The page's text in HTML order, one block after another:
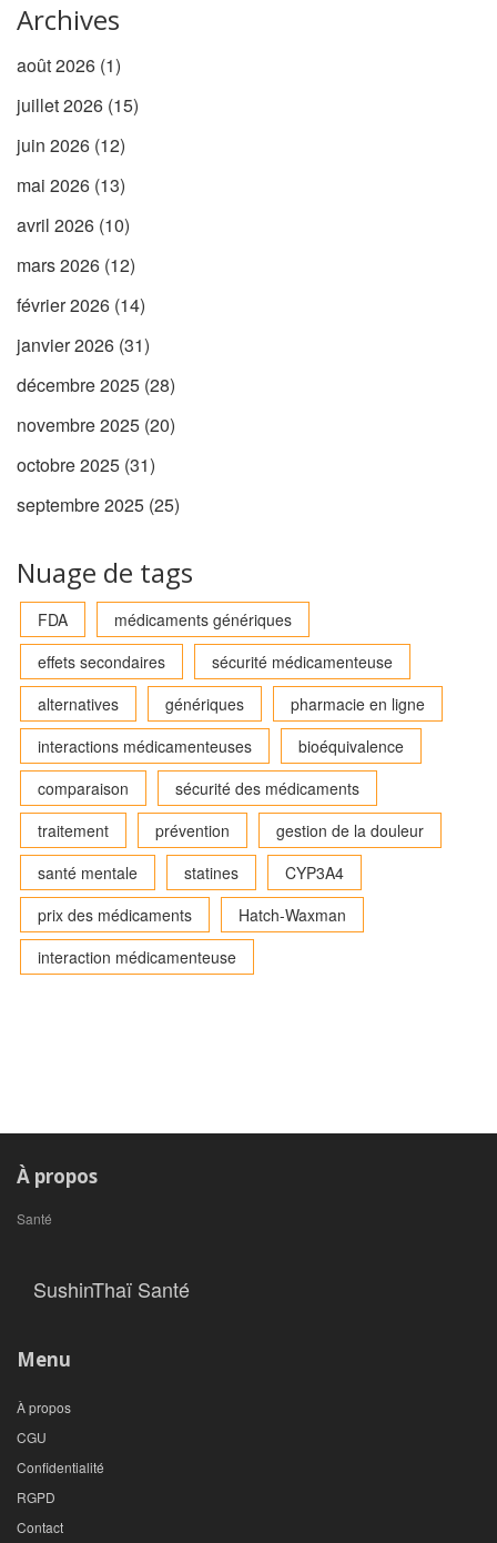
Archives
août 2026 (1)
juillet 2026 (15)
juin 2026 (12)
mai 2026 (13)
avril 2026 (10)
mars 2026 (12)
février 2026 (14)
janvier 2026 (31)
décembre 2025 (28)
novembre 2025 (20)
octobre 2025 (31)
septembre 2025 (25)
Nuage de tags
FDA
médicaments génériques
effets secondaires
sécurité médicamenteuse
alternatives
génériques
pharmacie en ligne
interactions médicamenteuses
bioéquivalence
comparaison
sécurité des médicaments
traitement
prévention
gestion de la douleur
santé mentale
statines
CYP3A4
prix des médicaments
Hatch-Waxman
interaction médicamenteuse
À propos
Santé
SushinThaï Santé
Menu
À propos
CGU
Confidentialité
RGPD
Contact